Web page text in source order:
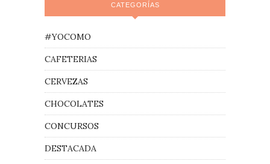
CATEGORÍAS
#YOCOMO
CAFETERIAS
CERVEZAS
CHOCOLATES
CONCURSOS
DESTACADA